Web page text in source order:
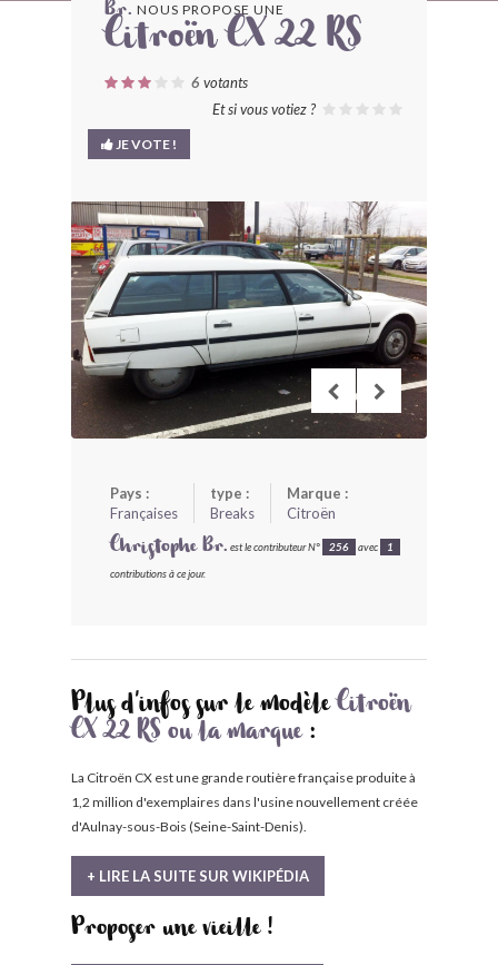
ARCHIVES
LES CONTRIBUTEURS
LE BLOG
BONJOURLAVIEILLE ?
MODÈLES ET MARQUES
COMMENT FONCTIONNE BLV ?
Br. NOUS PROPOSE UNE
Citroën CX 22 RS
6 votants
Et si vous votiez ?
JE VOTE !
Pays :
Françaises
type :
Breaks
Marque :
Citroën
Christophe Br. est le contributeur N° 256 avec 1
contributions à ce jour.
Plus d'infos sur le modèleCitroën
CX 22 RS ou la marque:
La Citroën CX est une grande routière française produite à
1,2 million d'exemplaires dans l'usine nouvellement créée
d'Aulnay-sous-Bois (Seine-Saint-Denis).
+ LIRE LA SUITE SUR WIKIPÉDIA
Proposer une vieille !